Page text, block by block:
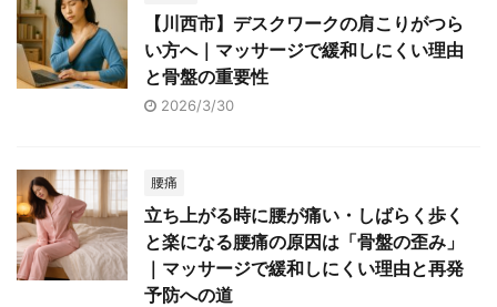
【川西市】デスクワークの肩こりがつら
い方へ｜マッサージで緩和しにくい理由
と骨盤の重要性
2026/3/30
腰痛
立ち上がる時に腰が痛い・しばらく歩く
と楽になる腰痛の原因は「骨盤の歪み」
｜マッサージで緩和しにくい理由と再発
予防への道